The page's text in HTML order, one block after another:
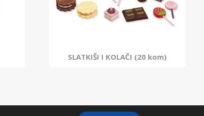
SLATKIŠI I KOLAČI (20 kom)